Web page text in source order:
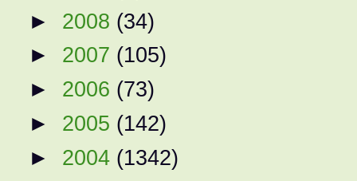
► 2008 (34)
► 2007 (105)
► 2006 (73)
► 2005 (142)
► 2004 (1342)